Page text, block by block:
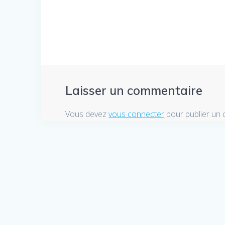
Laisser un commentaire
Vous devezvous connecter pour publier un